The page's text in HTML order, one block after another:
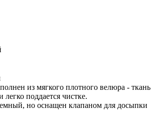
из мягкого плотного велюра - ткань
легко поддается чистке.
но оснащен клапаном для досыпки